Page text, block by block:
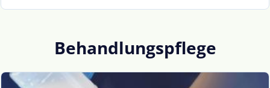
Behandlungspflege